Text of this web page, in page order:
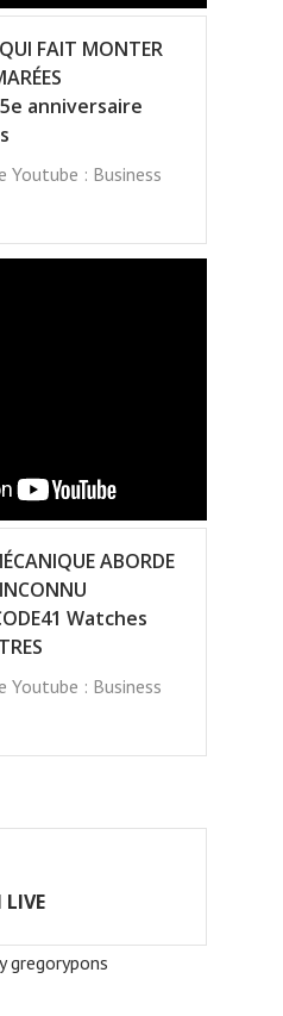
FAIT MONTER
anniversaire
Youtube : Business
ABORDE
Watches
Youtube : Business
gregorypons